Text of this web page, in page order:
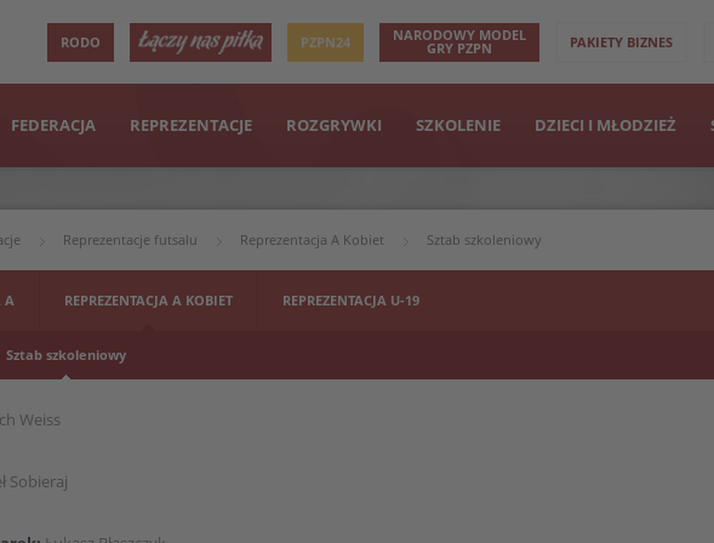
RODO PZPN24 NARODOWY MODEL
GRY PZPN PAKIETY BIZNES
FEDERACJA REPREZENTACJE ROZGRYWKI SZKOLENIE DZIECI I MŁODZIEŻ
Reprezentacje futsalu Reprezentacja A Kobiet Sztab szkoleniowy
A REPREZENTACJA A KOBIET REPREZENTACJA U-19
Sztab szkoleniowy
Weiss
Sobieraj